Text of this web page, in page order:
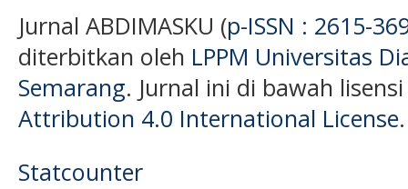
Jurnal ABDIMASKU (p-ISSN : 2615-
diterbitkan oleh LPPM Universitas
Semarang. Jurnal ini di bawah
Attribution 4.0 International License.
Statcounter